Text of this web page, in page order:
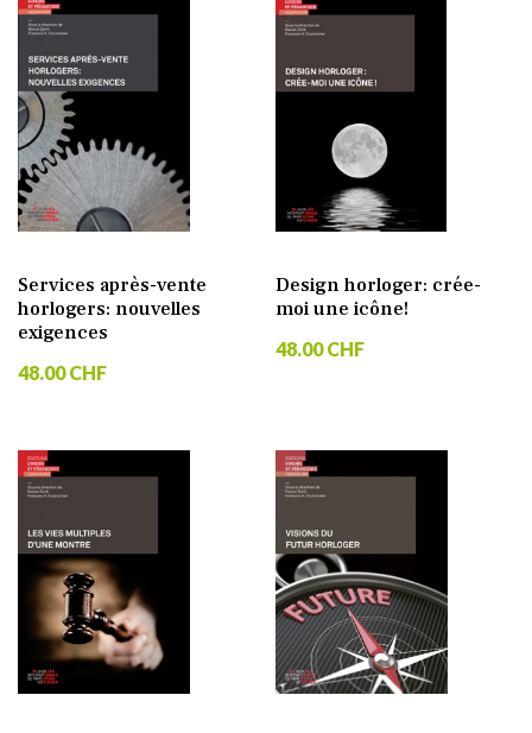
Services après-vente
horlogers: nouvelles
exigences
48.00 CHF
Design horloger: crée-
moi une icône!
48.00 CHF